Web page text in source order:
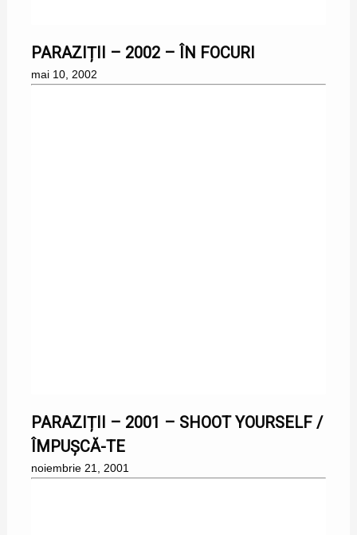
PARAZIȚII – 2002 – ÎN FOCURI
mai 10, 2002
PARAZIȚII – 2001 – SHOOT YOURSELF /
ÎMPUȘCĂ-TE
noiembrie 21, 2001